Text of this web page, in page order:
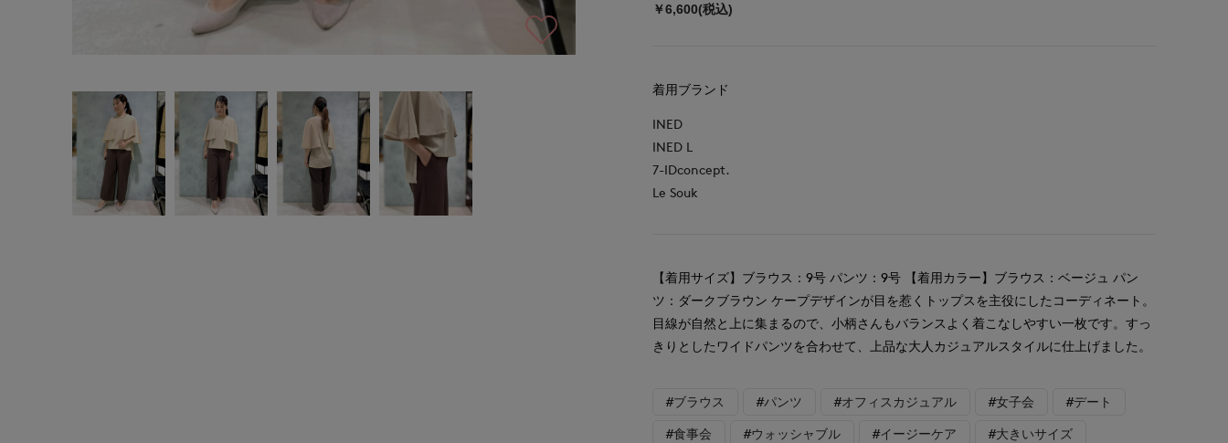
￥6,600(税込)
着用ブランド
INED
INED L
7-IDconcept.
Le Souk
【着用サイズ】ブラウス：9号 パンツ：9号 【着用カラー】ブラウス：ベージュ パン
ツ：ダークブラウン ケープデザインが目を惹くトップスを主役にしたコーディネート。
目線が自然と上に集まるので、小柄さんもバランスよく着こなしやすい一枚です。すっ
きりとしたワイドパンツを合わせて、上品な大人カジュアルスタイルに仕上げました。
#ブラウス #パンツ #オフィスカジュアル #女子会 #デート
#食事会 #ウォッシャブル #イージーケア #大きいサイズ